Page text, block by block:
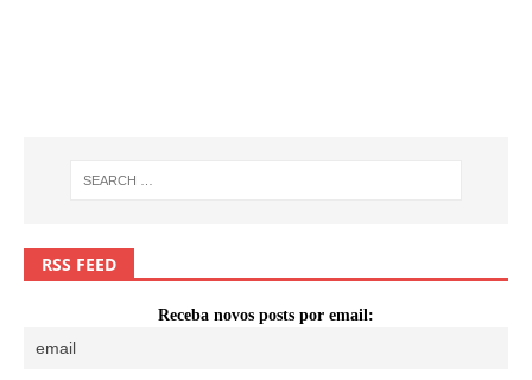
RSS FEED
Receba novos posts por email: